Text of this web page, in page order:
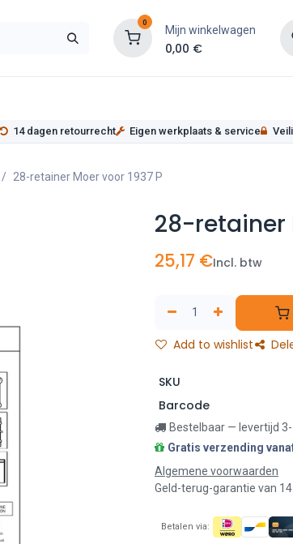
0
Mijn winkelwagen
0,00 €
14 dagen retourrecht Eigen werkplaats & service
28-retainer Moer voor 1937 P
28-retainer
25,17 €Incl. btw
Add to wishlist
SKU
Barcode
Bestelbaar — levertijd
Gratis verzending
Algemene voorwaarden
Geld-terug-garantie van
Betalen via: